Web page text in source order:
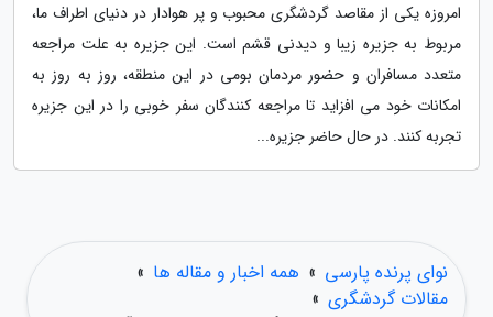
امروزه یکی از مقاصد گردشگری محبوب و پر هوادار در دنیای اطراف ما،
مربوط به جزیره زیبا و دیدنی قشم است. این جزیره به علت مراجعه
متعدد مسافران و حضور مردمان بومی در این منطقه، روز به روز به
امکانات خود می افزاید تا مراجعه کنندگان سفر خوبی را در این جزیره
تجربه کنند. در حال حاضر جزیره...
نوای پرنده پارسی » همه اخبار و مقاله ها »
مقالات گردشگری »